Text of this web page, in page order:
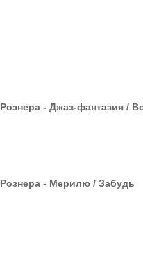
- Джаз-фантазия /
- Мерилю / Забудь